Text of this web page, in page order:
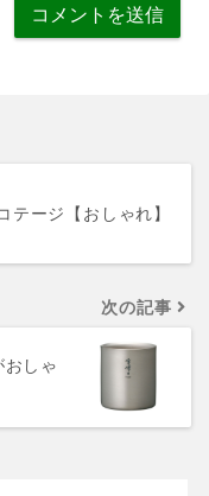
テージ【おしゃれ】
次の記事
しゃ